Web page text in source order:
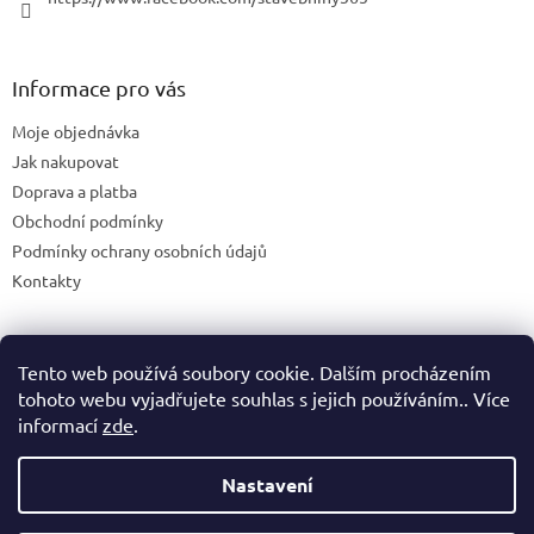
Tento web používá soubory cookie. Dalším procházením
tohoto webu vyjadřujete souhlas s jejich používáním.. Více
informací zde.
Nastavení
Informace pro vás
Moje objednávka
Jak nakupovat
Doprava a platba
Obchodní podmínky
Podmínky ochrany osobních údajů
Kontakty
Blog
Vytvořil Shoptet